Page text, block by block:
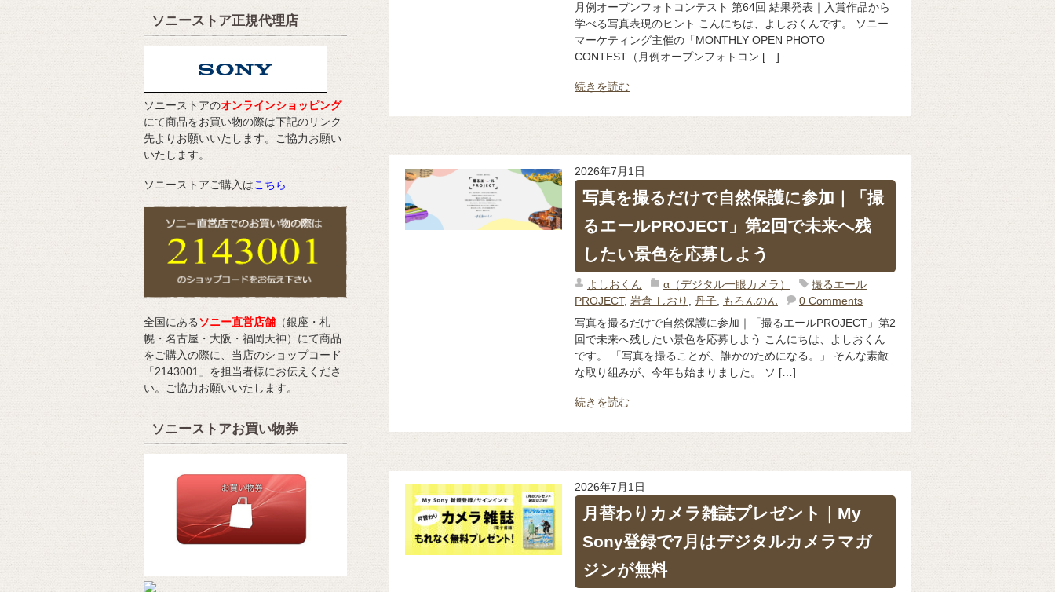
月例オープンフォトコンテスト 第64回 結果発表｜入賞作品から
学べる写真表現のヒント こんにちは、よしおくんです。 ソニー
マーケティング主催の「MONTHLY OPEN PHOTO
CONTEST（月例オープンフォトコン […]
続きを読む
2026年7月1日
写真を撮るだけで自然保護に参加｜「撮
るエールPROJECT」第2回で未来へ残
したい景色を応募しよう
よしおくん α（デジタル一眼カメラ）
撮るエール
PROJECT, 岩倉 しおり 丹子, もろんのん
0 Comments
写真を撮るだけで自然保護に参加｜「撮るエールPROJECT」第2
回で未来へ残したい景色を応募しよう こんにちは、よしおくん
です。 「写真を撮ることが、誰かのためになる。」 そんな素敵
な取り組みが、今年も始まりました。 ソ […]
続きを読む
2026年7月1日
月替わりカメラ雑誌プレゼント｜My
Sony登録で7月はデジタルカメラマガ
ジンが無料
ソニーストア正規代理店
ソニーストアのオンラインショッピング
にて商品をお買い物の際は下記のリンク
先よりお願いいたします。ご協力お願い
いたします。
ソニーストアご購入はこちら
全国にあるソニー直営店舗 （銀座・札
幌・名古屋・大阪・福岡天神）にて商品
をご購入の際に、当店のショップコード
「2143001」を担当者様にお伝えくださ
い。ご協力お願いいたします。
ソニーストアお買い物券